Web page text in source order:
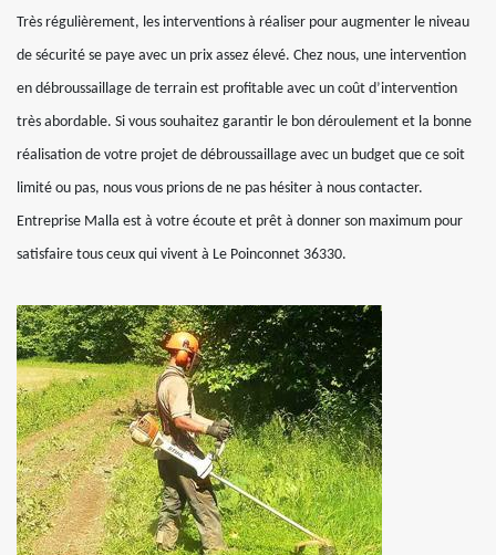
Très régulièrement, les interventions à réaliser pour augmenter le niveau
de sécurité se paye avec un prix assez élevé. Chez nous, une intervention
en débroussaillage de terrain est profitable avec un coût d’intervention
très abordable. Si vous souhaitez garantir le bon déroulement et la bonne
réalisation de votre projet de débroussaillage avec un budget que ce soit
limité ou pas, nous vous prions de ne pas hésiter à nous contacter.
Entreprise Malla est à votre écoute et prêt à donner son maximum pour
satisfaire tous ceux qui vivent à Le Poinconnet 36330.